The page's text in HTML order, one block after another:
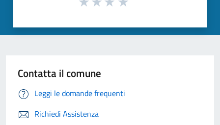
Contatta il comune
Leggi le domande frequenti
Richiedi Assistenza